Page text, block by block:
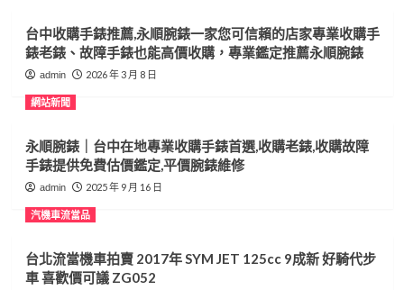
台中收購手錶推薦,永順腕錶一家您可信賴的店家專業收購手
錶老錶、故障手錶也能高價收購，專業鑑定推薦永順腕錶
admin 2026 年 3 月 8 日
網站新聞
永順腕錶｜台中在地專業收購手錶首選,收購老錶,收購故障
手錶提供免費估價鑑定,平價腕錶維修
admin 2025 年 9 月 16 日
汽機車流當品
台北流當機車拍賣 2017年 SYM JET 125cc 9成新 好騎代步
車 喜歡價可議 ZG052